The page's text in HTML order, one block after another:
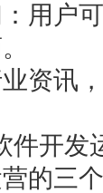
用户
资讯
件开发
的三